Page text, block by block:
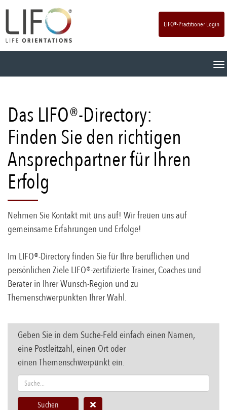
LIFO®-Practitioner Login
T
o
Das LIFO®-Directory:
Finden Sie den richtigen
Ansprechpartner für Ihren
Erfolg
Nehmen Sie Kontakt mit uns auf! Wir freuen uns auf
gemeinsame Erfahrungen und Erfolge!
Im LIFO®-Directory finden Sie für Ihre beruflichen und
persönlichen Ziele LIFO®-zertifizierte Trainer, Coaches und
Berater in Ihrer Wunsch-Region und zu
Themenschwerpunkten Ihrer Wahl.
Geben Sie in dem Suche-Feld einfach einen Namen,
eine Postleitzahl, einen Ort oder
einen Themenschwerpunkt ein.
Suchen